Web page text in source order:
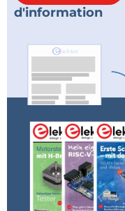
d'information